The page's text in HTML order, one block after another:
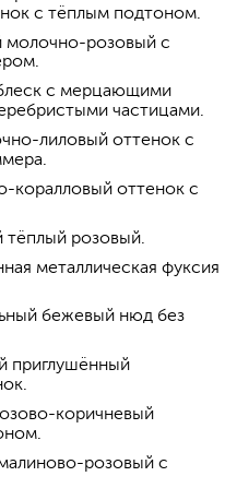
с тёплым подтоном.
молочно-розовый с
с мерцающими
частицами.
лиловый оттенок с
коралловый оттенок с
тёплый розовый.
металлическая фуксия
бежевый нюд без
приглушённый
коричневый
розовый с